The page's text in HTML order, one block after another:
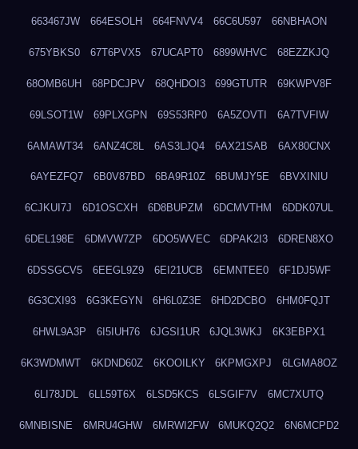
663467JW 664ESOLH 664FNVV4 66C6U597 66NBHAON
675YBKS0 67T6PVX5 67UCAPT0 6899WHVC 68EZZKJQ
68OMB6UH 68PDCJPV 68QHDOI3 699GTUTR 69KWPV8F
69LSOT1W 69PLXGPN 69S53RP0 6A5ZOVTI 6A7TVFIW
6AMAWT34 6ANZ4C8L 6AS3LJQ4 6AX21SAB 6AX80CNX
6AYEZFQ7 6B0V87BD 6BA9R10Z 6BUMJY5E 6BVXINIU
6CJKUI7J 6D1OSCXH 6D8BUPZM 6DCMVTHM 6DDK07UL
6DEL198E 6DMVW7ZP 6DO5WVEC 6DPAK2I3 6DREN8XO
6DSSGCV5 6EEGL9Z9 6EI21UCB 6EMNTEE0 6F1DJ5WF
6G3CXI93 6G3KEGYN 6H6L0Z3E 6HD2DCBO 6HM0FQJT
6HWL9A3P 6I5IUH76 6JGSI1UR 6JQL3WKJ 6K3EBPX1
6K3WDMWT 6KDND60Z 6KOOILKY 6KPMGXPJ 6LGMA8OZ
6LI78JDL 6LL59T6X 6LSD5KCS 6LSGIF7V 6MC7XUTQ
6MNBISNE 6MRU4GHW 6MRWI2FW 6MUKQ2Q2 6N6MCPD2